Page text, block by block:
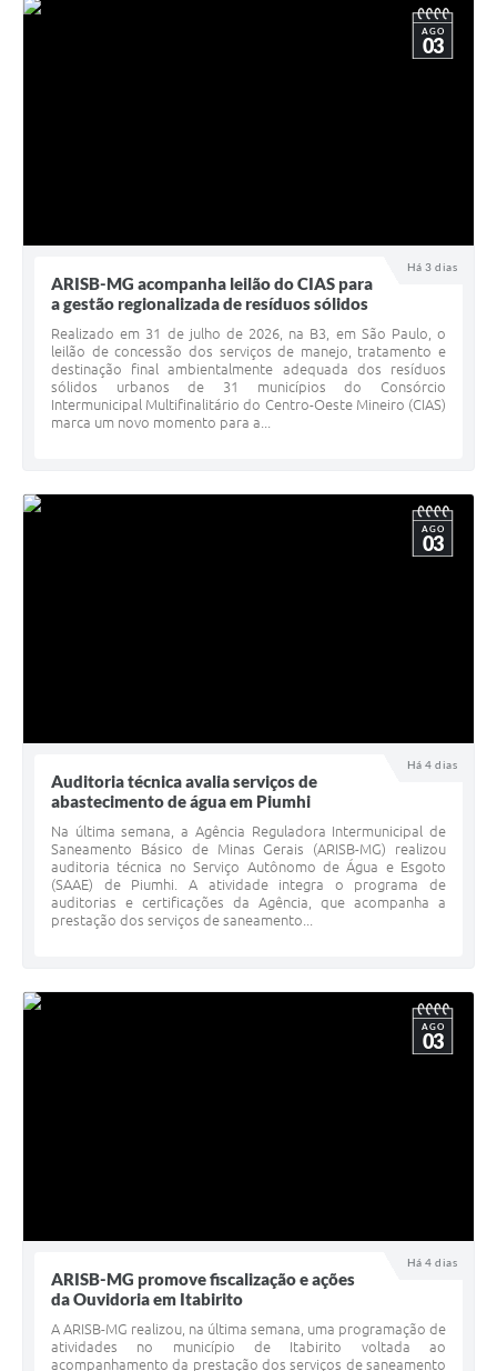
Há 3 dias
AGO
03
ARISB-MG acompanha leilão do CIAS para
a gestão regionalizada de resíduos sólidos
Realizado em 31 de julho de 2026, na B3, em São Paulo, o
leilão de concessão dos serviços de manejo, tratamento e
destinação final ambientalmente adequada dos resíduos
sólidos urbanos de 31 municípios do Consórcio
Intermunicipal Multifinalitário do Centro-Oeste Mineiro (CIAS)
marca um novo momento para a...
Há 4 dias
AGO
03
Auditoria técnica avalia serviços de
abastecimento de água em Piumhi
Na última semana, a Agência Reguladora Intermunicipal de
Saneamento Básico de Minas Gerais (ARISB-MG) realizou
auditoria técnica no Serviço Autônomo de Água e Esgoto
(SAAE) de Piumhi. A atividade integra o programa de
auditorias e certificações da Agência, que acompanha a
prestação dos serviços de saneamento...
Há 4 dias
AGO
03
ARISB-MG promove fiscalização e ações
da Ouvidoria em Itabirito
A ARISB-MG realizou, na última semana, uma programação de
atividades no município de Itabirito voltada ao
acompanhamento da prestação dos serviços de saneamento